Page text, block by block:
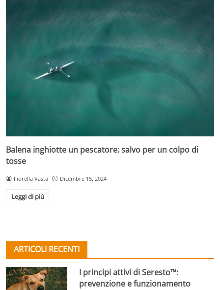
Balena inghiotte un pescatore: salvo per un colpo di
tosse
Fiorella Vasta Dicembre 15, 2024
Leggi di più
ARTICOLI RECENTI
I principi attivi di Seresto™:
prevenzione e funzionamento